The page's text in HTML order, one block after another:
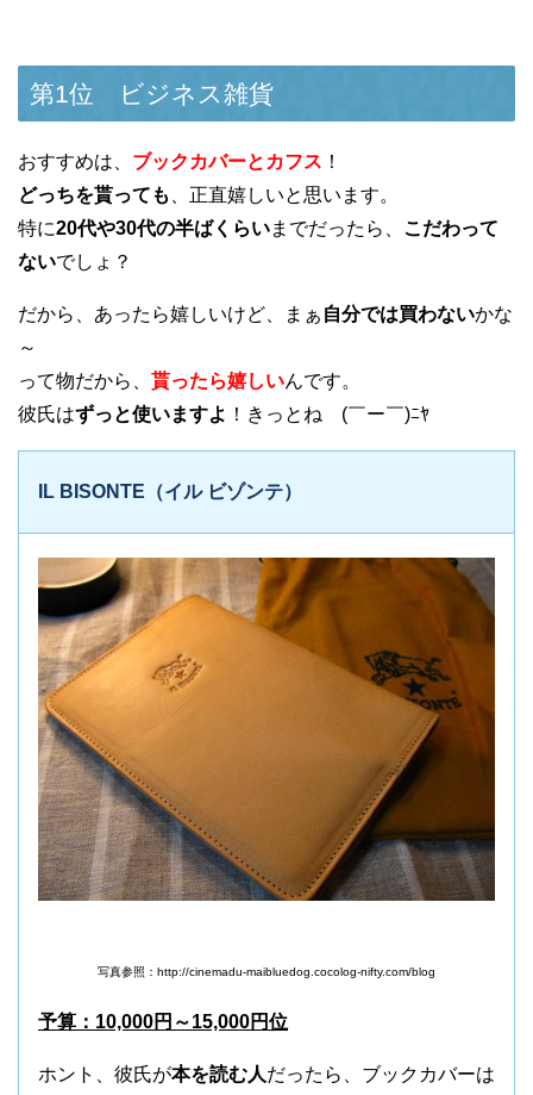
第1位 ビジネス雑貨
おすすめは、 ブックカバーとカフス ！
どっちを貰っても
、正直嬉しいと思います。
特に20代や30代の半ばくらいまでだったら、 こだわって
ないでしょ？
だから、あったら嬉しいけど、まぁ 自分では買わないかな
～
って物だから、 貰ったら嬉しいんです。
彼氏はずっと使いますよ ！きっとね (￣ー￣)ﾆﾔ
IL BISONTE（イル ビゾンテ）
写真参照：http://cinemadu-maibluedog.cocolog-nifty.com/blog
予算：10,000円～15,000円位
ホント、彼氏が本を読む人だったら、ブックカバーは